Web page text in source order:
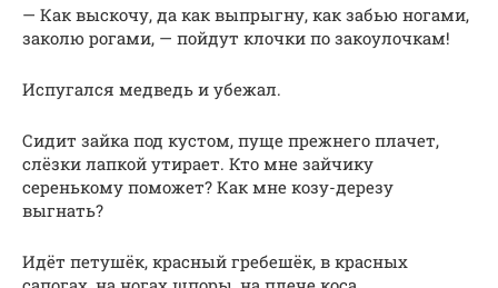
— Как выскочу, да как выпрыгну, как забью ногами,
заколю рогами, — пойдут клочки по закоулочкам!
Испугался медведь и убежал.
Сидит зайка под кустом, пуще прежнего плачет,
слёзки лапкой утирает. Кто мне зайчику
серенькому поможет? Как мне козу-дерезу
выгнать?
Идёт петушёк, красный гребешёк, в красных